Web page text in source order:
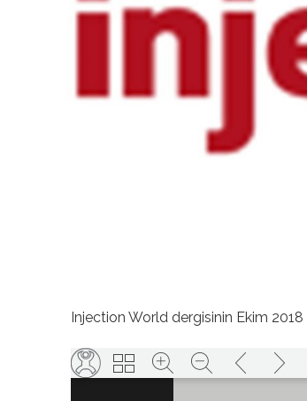
Injection World dergisinin Ekim 2018